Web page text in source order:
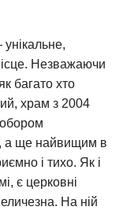
унікальне,
Незважаючи
багато хто
храм з 2004
а ще найвищим в
і тихо. Як і
є церковні
На ній